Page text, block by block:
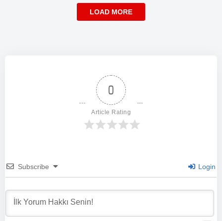
LOAD MORE
0
Article Rating
Subscribe Login